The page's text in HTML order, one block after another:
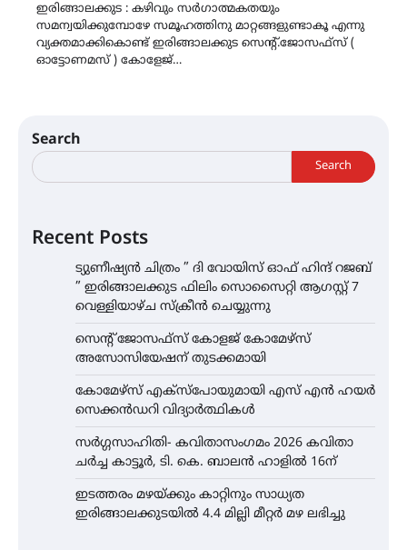
ഇരിങ്ങാലക്കുട : കഴിവും സർഗാത്മകതയും
സമന്വയിക്കുമ്പോഴേ സമൂഹത്തിനു മാറ്റങ്ങളുണ്ടാകൂ എന്നു
വ്യക്തമാക്കികൊണ്ട് ഇരിങ്ങാലക്കുട സെൻ്റ്.ജോസഫ്സ് (
ഓട്ടോണമസ് ) കോളേജ്…
Search
Search
Recent Posts
ട്യുണീഷ്യൻ ചിത്രം ” ദി വോയിസ് ഓഫ് ഹിന്ദ് റജബ്
” ഇരിങ്ങാലക്കുട ഫിലിം സൊസൈറ്റി ആഗസ്റ്റ് 7
വെള്ളിയാഴ്ച സ്‌ക്രീൻ ചെയ്യുന്നു
സെന്റ് ജോസഫ്സ് കോളജ് കോമേഴ്‌സ്
അസോസിയേഷന് തുടക്കമായി
കോമേഴ്സ് എക്സ്പോയുമായി എസ് എൻ ഹയർ
സെക്കൻഡറി വിദ്യാർത്ഥികൾ
സർഗ്ഗസാഹിതി- കവിതാസംഗമം 2026 കവിതാ
ചർച്ച കാട്ടൂർ, ടി. കെ. ബാലൻ ഹാളിൽ 16ന്
ഇടത്തരം മഴയ്ക്കും കാറ്റിനും സാധ്യത
ഇരിങ്ങാലക്കുടയിൽ 4.4 മില്ലി മീറ്റർ മഴ ലഭിച്ചു